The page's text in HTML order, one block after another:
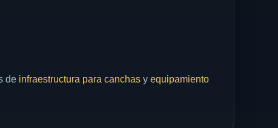
de infraestructura para canchas y equipamiento